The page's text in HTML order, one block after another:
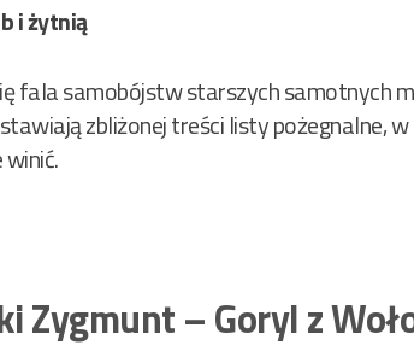
i żytnią
fala samobójstw starszych samotnych
zbliżonej treści listy pożegnalne,
Zygmunt – Goryl z